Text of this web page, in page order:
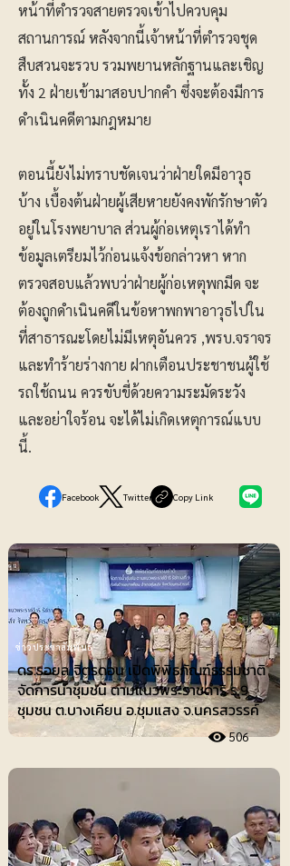
หน้าที่ตำรวจสายตรวจเข้าไปควบคุม
สถานการณ์ หลังจากนี้เจ้าหน้าที่ตำรวจชุด
สืบสวนจะรวบ รวมพยานหลักฐานและเชิญ
ทั้ง 2 ฝ่ายเข้ามาสอบปากคำ ซึ่งจะต้องมีการ
ดำเนินคดีตามกฎหมาย
ตอนนี้ยังไม่ทราบชัดเจนว่าฝ่ายใดมีอาวุธ
บ้าง เบื้องต้นฝ่ายผู้เสียหายยังคงพักรักษาตัว
อยู่ในโรงพยาบาล ส่วนผู้ก่อเหตุเราได้ทำ
ข้อมูลเตรียมไว้ก่อนแจ้งข้อกล่าวหา หาก
ตรวจสอบแล้วพบว่าฝ่ายผู้ก่อเหตุพกมีด จะ
ต้องถูกดำเนินคดีในข้อหาพกพาอาวุธไปใน
ที่สาธารณะโดยไม่มีเหตุอันควร ,พรบ.จราจร
และทำร้ายร่างกาย ฝากเตือนประชาชนผู้ใช้
รถใช้ถนน ควรขับขี่ด้วยความระมัดระวัง
และอย่าใจร้อน จะได้ไม่เกิดเหตุการณ์แบบ
นี้.
Facebook Twitter Copy Link
ข่าวประชาสัมพันธ์
ดร.รอยล จิตรดอน เปิดพิพิธภัณฑ์ธรรมชาติ
จัดการน้ำชุมชน ตามแนวพระราชดำริ ร.9
ชุมชน ต.บางเคียน อ.ชุมแสง จ.นครสวรรค์
506